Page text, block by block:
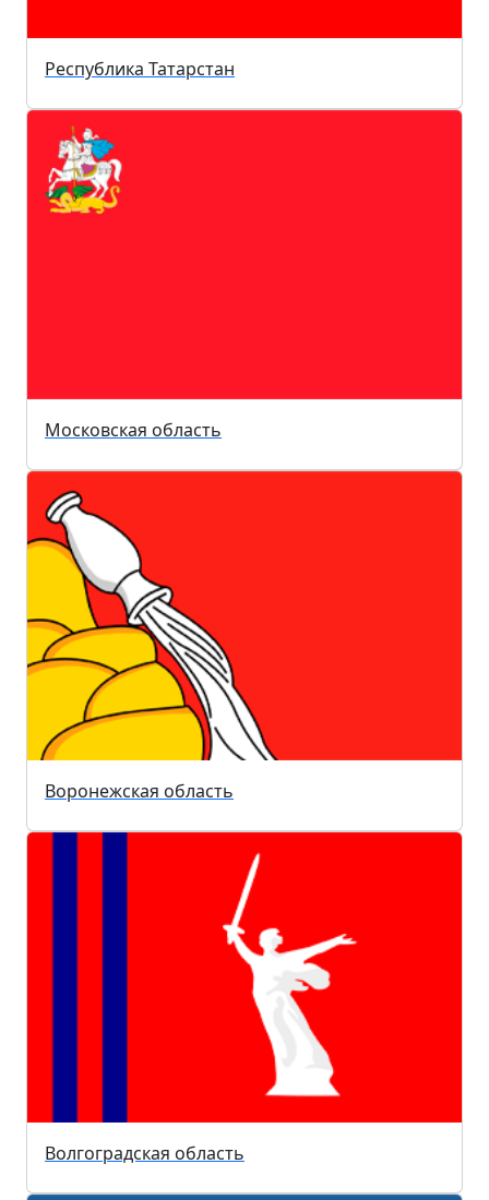
Республика Татарстан
Московская область
Воронежская область
Волгоградская область